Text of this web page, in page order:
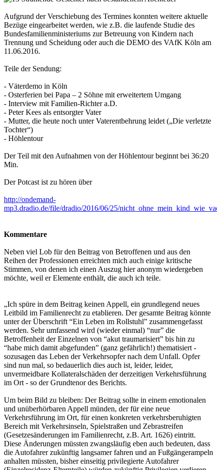
Aufgrund der Verschiebung des Termines konnten weitere aktuelle
Bezüge eingearbeitet werden, wie z.B. die laufende Studie des
Bundesfamilienministeriums zur Betreuung von Kindern nach
Trennung und Scheidung oder auch die DEMO des VAfK Köln am
11.06.2016.
Teile der Sendung:
- Väterdemo in Köln
- Osterferien bei Papa – 2 Söhne mit erweitertem Umgang
- Interview mit Familien-Richter a.D.
- Peter Kees als entsorgter Vater
- Mutter, die heute noch unter Vaterentbehrung leidet („Die verletzte
Tochter“)
- Höhlentour
Der Teil mit den Aufnahmen von der Höhlentour beginnt bei 36:20
Min.
Der Potcast ist zu hören über
http://ondemand-
mp3.dradio.de/file/dradio/2016/06/25/
Kommentare
Neben viel Lob für den Beitrag von Betroffenen und aus den
Reihen der Professionen erreichten mich auch einige kritische
Stimmen, von denen ich einen Auszug hier anonym wiedergeben
möchte, weil er Elemente enthält, die auch ich teile.
„Ich spüre in dem Beitrag keinen Appell, ein grundlegend neues
Leitbild im Familienrecht zu etablieren. Der gesamte Beitrag könnte
unter der Überschrift “Ein Leben im Rollstuhl” zusammengefasst
werden. Sehr umfassend wird (wieder einmal) “nur” die
Betroffenheit der Einzelnen von “akut traumarisiert” bis hin zu
“habe mich damit abgefunden” (ganz gefährlich!) thematisiert -
sozusagen das Leben der Verkehrsopfer nach dem Unfall. Opfer
sind nun mal, so bedauerlich dies auch ist, leider, leider,
unvermeidbare Kollateralschäden der derzeitigen Verkehrsführung
im Ort - so der Grundtenor des Berichts.
Um beim Bild zu bleiben: Der Beitrag sollte in einem emotionalen
und unüberhörbaren Appell münden, der für eine neue
Verkehrsführung im Ort, für einen konkreten verkehrsberuhigten
Bereich mit Verkehrsinseln, Spielstraßen und Zebrastreifen
(Gesetzesänderungen im Familienrecht, z.B. Art. 1626) eintritt.
Diese Änderungen müssten zwangsläufig eben auch bedeuten, dass
die Autofahrer zukünftig langsamer fahren und an Fußgängerampeln
anhalten müssten, bisher einseitig privilegierte Autofahrer